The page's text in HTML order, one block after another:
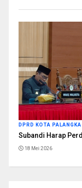
DPRD KOTA PALANGKA
Subandi Harap
18 Mei 2026